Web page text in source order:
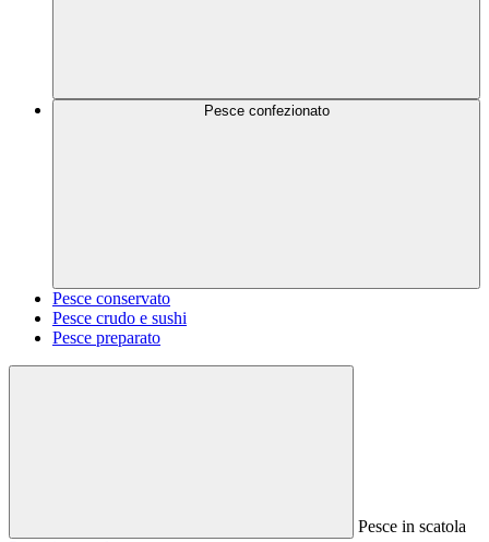
Pesce confezionato
Pesce conservato
Pesce crudo e sushi
Pesce preparato
Pesce in scatola